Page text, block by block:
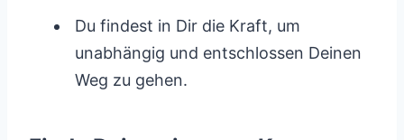
Du findest in Dir die Kraft, um
unabhängig und entschlossen Deinen
Weg zu gehen.